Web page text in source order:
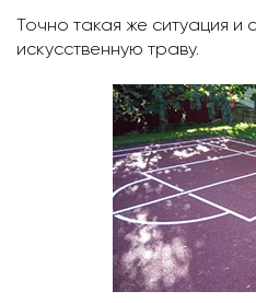
Точно такая же ситуация
искусственную траву.